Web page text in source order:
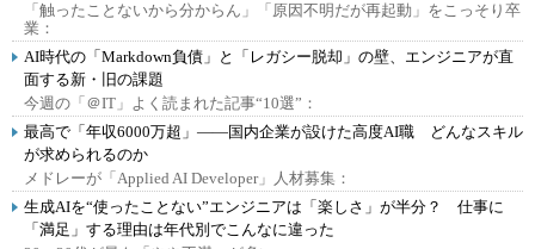
「触ったことないから分からん」「原因不明だが再起動」をこっそり卒
業：
AI時代の「Markdown負債」と「レガシー脱却」の壁、エンジニアが直
面する新・旧の課題
今週の「＠IT」よく読まれた記事“10選”：
最高で「年収6000万超」――国内企業が設けた高度AI職 どんなスキル
が求められるのか
メドレーが「Applied AI Developer」人材募集：
生成AIを“使ったことない”エンジニアは「楽しさ」が半分？ 仕事に
「満足」する理由は年代別でこんなに違った